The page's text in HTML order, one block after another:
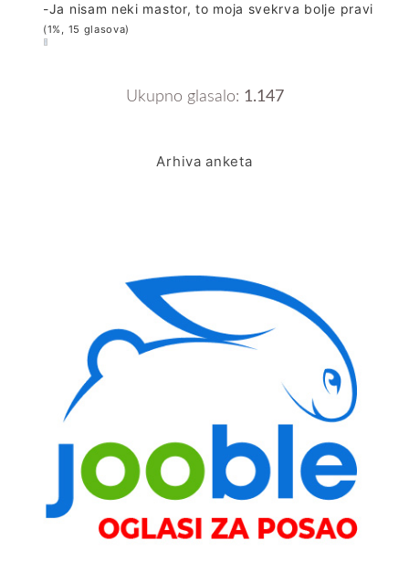
-Ja nisam neki mastor, to moja svekrva bolje pravi
(1%, 15 glasova)
Ukupno glasalo: 1.147
Arhiva anketa